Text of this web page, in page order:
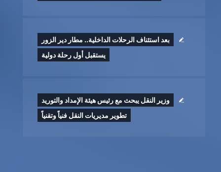
بعد استئناف الرحلات الداخلية.. مطار دير الزور
يستقبل أول رحلة دولية
وزير النقل يبحث مع رئيس هيئة الإمداد والتوريد
تطوير ‏مديريات النقل فنياً وتقنياً